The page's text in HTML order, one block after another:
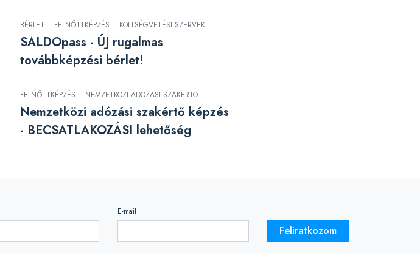
BÉRLET FELNŐTTKÉPZÉS KÖLTSÉGVETÉSI SZERVEK
SALDOpass - ÚJ rugalmas
továbbképzési bérlet!
FELNŐTTKÉPZÉS NEMZETKÖZI ADOZASI SZAKERTO
Nemzetközi adózási szakértő képzés
- BECSATLAKOZÁSI lehetőség
E-mail
Feliratkozom